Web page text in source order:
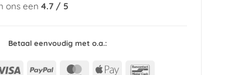
ons een 4.7 / 5
Betaal eenvoudig met o.a.:
Visa PayPal MasterCard
Apple